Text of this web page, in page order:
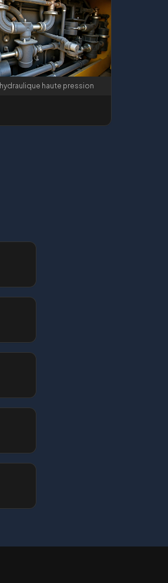
haute pression